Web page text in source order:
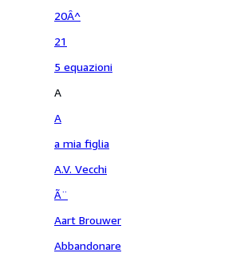
20Â^
21
5 equazioni
A
A
a mia figlia
A.V. Vecchi
Ã¨
Aart Brouwer
Abbandonare